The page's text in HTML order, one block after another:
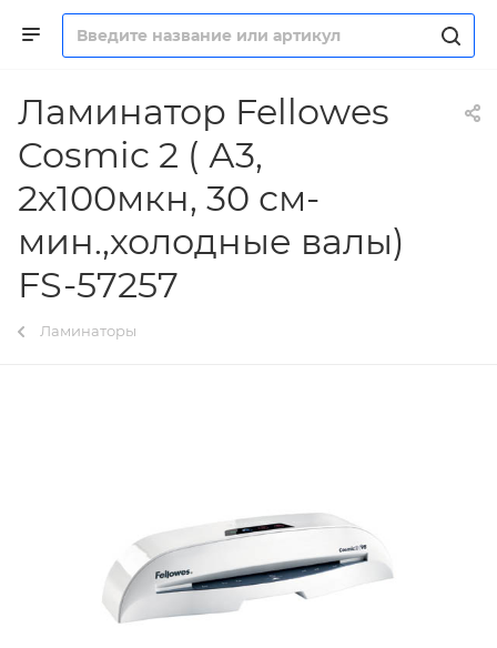
Ламинатор Fellowes
Cosmic 2 ( А3,
2х100мкн, 30 см-
мин.,холодные валы)
FS-57257
Ламинаторы